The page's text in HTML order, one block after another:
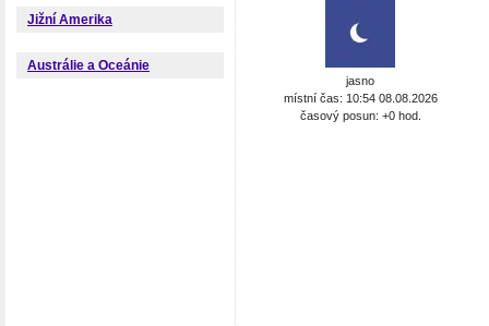
Jižní Amerika
Austrálie a Oceánie
jasno
místní čas: 10:54 08.08.2026
časový posun: +0 hod.